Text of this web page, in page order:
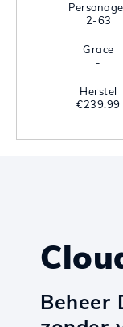
2-63
Grace
-
Herstel
€239.99
Beheer